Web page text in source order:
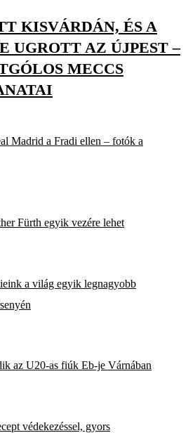
KISVÁRDÁN, ÉS A
UGROTT AZ ÚJPEST –
MECCS
Madrid a Fradi ellen – fotók a
Fürth egyik vezére lehet
a világ egyik legnagyobb
az U20-as fiúk Eb-je Várnában
védekezéssel, gyors